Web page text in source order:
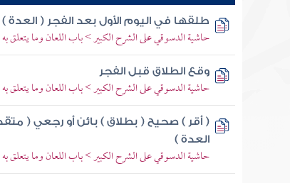
طلقها في اليوم الأول بعد الفجر ( العدة )
حاشية الدسوقي على الشرح الكبير > باب اللعان وما يتعلق
وقع الطلاق قبل الفجر
حاشية الدسوقي على الشرح الكبير > باب اللعان وما يتعلق
( أقر ) صحيح ( بطلاق ) بائن أو رجعي (
العدة )
حاشية الدسوقي على الشرح الكبير > باب اللعان وما يتعلق